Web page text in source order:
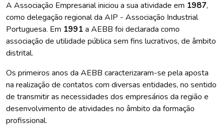
A Associação Empresarial iniciou a sua atividade em 1987,
como delegação regional da AIP - Associação Industrial
Portuguesa. Em 1991a AEBB foi declarada como
associação de utilidade pública sem fins lucrativos, de âmbito
distrital.
Os primeiros anos da AEBB caracterizaram-se pela aposta
na realização de contatos com diversas entidades, no sentido
de transmitir as necessidades dos empresários da região e
desenvolvimento de atividades no âmbito da formação
profissional.